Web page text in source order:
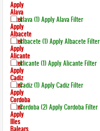
Apply
Alava
FilterAlava (1) Apply Alava Filter
Apply
Albacete
FilterAlbacete (1) Apply Albacete Filter
Apply
Alicante
FilterAlicante (1) Apply Alicante Filter
Apply
Cadiz
FilterCadiz (1) Apply Cadiz Filter
Apply
Cordoba
FilterCordoba (2) Apply Cordoba Filter
Apply
Illes
Balears